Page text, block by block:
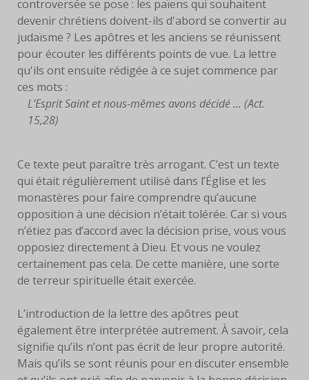
controversée se pose : les païens qui souhaitent
devenir chrétiens doivent-ils d'abord se convertir au
judaïsme ? Les apôtres et les anciens se réunissent
pour écouter les différents points de vue. La lettre
qu'ils ont ensuite rédigée à ce sujet commence par
ces mots :
L’Esprit Saint et nous-mêmes avons décidé ... (Act.
15,28)
Ce texte peut paraître très arrogant. C’est un texte
qui était régulièrement utilisé dans l’Église et les
monastères pour faire comprendre qu’aucune
opposition à une décision n’était tolérée. Car si vous
n’étiez pas d’accord avec la décision prise, vous vous
opposiez directement à Dieu. Et vous ne voulez
certainement pas cela. De cette manière, une sorte
de terreur spirituelle était exercée.
L’introduction de la lettre des apôtres peut
également être interprétée autrement. À savoir, cela
signifie qu’ils n’ont pas écrit de leur propre autorité.
Mais qu’ils se sont réunis pour en discuter ensemble